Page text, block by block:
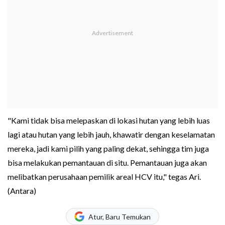
"Kami tidak bisa melepaskan di lokasi hutan yang lebih luas
lagi atau hutan yang lebih jauh, khawatir dengan keselamatan
mereka, jadi kami pilih yang paling dekat, sehingga tim juga
bisa melakukan pemantauan di situ. Pemantauan juga akan
melibatkan perusahaan pemilik areal HCV itu," tegas Ari.
(Antara)
Atur, Baru Temukan